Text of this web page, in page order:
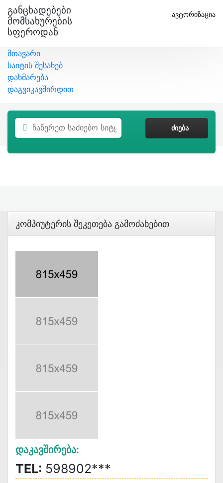
Განცხადებები
Მომსახურების
Სფეროდან
ავტორიზაცია
მთავარი
საიტის შესახებ
დახმარება
დაგვიკავშირდით
ᲫᲘᲔᲑᲐ
Კომპიუტერის Შეკეთება Გამოძახებით
Დაკავშირება:
TEL: 598902***